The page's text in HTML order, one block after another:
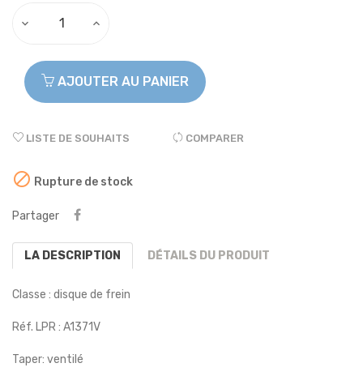
AJOUTER AU PANIER
LISTE DE SOUHAITS COMPARER
 Rupture de stock
Partager
LA DESCRIPTION DÉTAILS DU PRODUIT
Classe : disque de frein
Réf. LPR : A1371V
Taper: ventilé